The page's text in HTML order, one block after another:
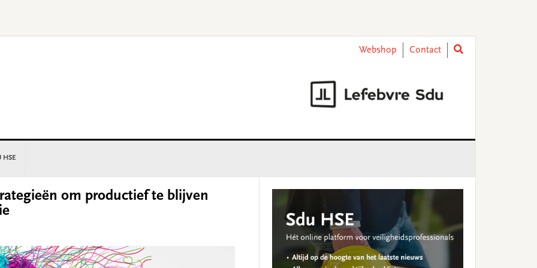
Webshop
Contact
HSE
om productief te blijven